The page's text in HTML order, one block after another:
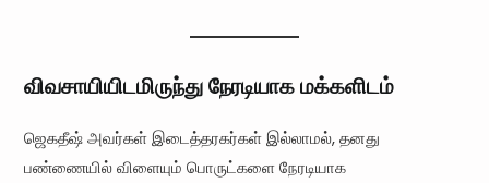
விவசாயியிடமிருந்து நேரடியாக மக்களிடம்
ஜெகதீஷ் அவர்கள் இடைத்தரகர்கள் இல்லாமல், தனது
பண்ணையில் விளையும் பொருட்களை நேரடியாக